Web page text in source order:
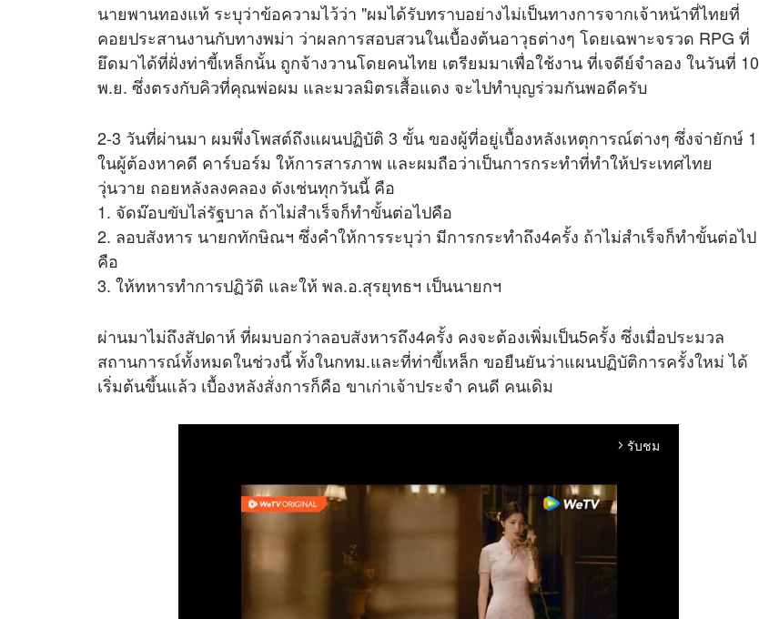
นายพานทองแท้ ระบุว่าข้อความไว้ว่า "ผมได้รับทราบอย่างไม่เป็นทางการจากเจ้าหน้าที่ไทยที่
คอยประสานงานกับทางพม่า ว่าผลการสอบสวนในเบื้องต้นอาวุธต่างๆ โดยเฉพาะจรวด RPG ที่
ยึดมาได้ที่ฝั่งท่าขี้เหล็กนั้น ถูกจ้างวานโดยคนไทย เตรียมมาเพื่อใช้งาน ที่เจดีย์จำลอง ในวันที่ 10
พ.ย. ซึ่งตรงกับคิวที่คุณพ่อผม และมวลมิตรเสื้อแดง จะไปทำบุญร่วมกันพอดีครับ
2-3 วันที่ผ่านมา ผมพึ่งโพสต์ถึงแผนปฏิบัติ 3 ขั้น ของผู้ที่อยู่เบื้องหลังเหตุการณ์ต่างๆ ซึ่งจ่ายักษ์ 1
ในผู้ต้องหาคดี คาร์บอร์ม ให้การสารภาพ และผมถือว่าเป็นการกระทำที่ทำให้ประเทศไทย
วุ่นวาย ถอยหลังลงคลอง ดังเช่นทุกวันนี้ คือ
1. จัดม๊อบขับไล่รัฐบาล ถ้าไม่สำเร็จก็ทำขั้นต่อไปคือ
2. ลอบสังหาร นายกทักษิณฯ ซึ่งคำให้การระบุว่า มีการกระทำถึง4ครั้ง ถ้าไม่สำเร็จก็ทำขั้นต่อไป
คือ
3. ให้ทหารทำการปฏิวัติ และให้ พล.อ.สุรยุทธฯ เป็นนายกฯ
ผ่านมาไม่ถึงสัปดาห์ ที่ผมบอกว่าลอบสังหารถึง4ครั้ง คงจะต้องเพิ่มเป็น5ครั้ง ซึ่งเมื่อประมวล
สถานการณ์ทั้งหมดในช่วงนี้ ทั้งในกทม.และที่ท่าขี้เหล็ก ขอยืนยันว่าแผนปฏิบัติการครั้งใหม่ ได้
เริ่มต้นขึ้นแล้ว เบื้องหลังสั่งการก็คือ ขาเก่าเจ้าประจำ คนดี คนเดิม
arrow_forward_ios รับชม